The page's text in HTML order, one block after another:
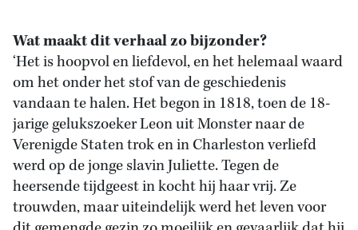
Wat maakt dit verhaal zo bijzonder?
‘Het is hoopvol en liefdevol, en het helemaal waard
om het onder het stof van de geschiedenis
vandaan te halen. Het begon in 1818, toen de 18-
jarige gelukszoeker Leon uit Monster naar de
Verenigde Staten trok en in Charleston verliefd
werd op de jonge slavin Juliette. Tegen de
heersende tijdgeest in kocht hij haar vrij. Ze
trouwden, maar uiteindelijk werd het leven voor